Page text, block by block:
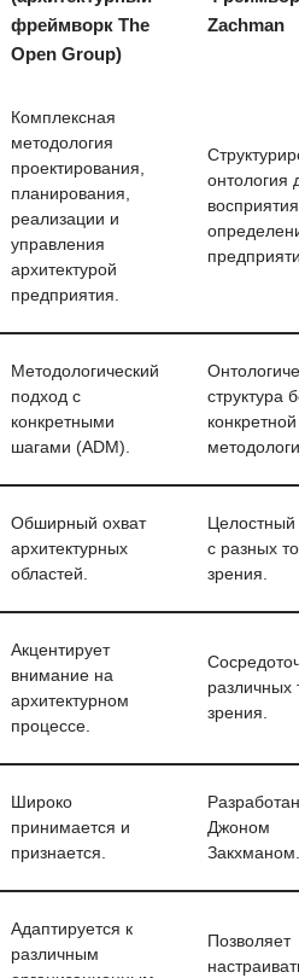
фреймворк The
Open Group)
Zachman
Комплексная
методология
проектирования,
планирования,
реализации и
управления
архитектурой
предприятия.
онтология
Методологический
подход с
конкретными
шагами (ADM).
структура
конкретной
Обширный охват
архитектурных
областей.
Целостный
с разных
зрения.
Акцентирует
внимание на
архитектурном
процессе.
различных
зрения.
Широко
принимается и
признается.
Разработан
Джоном
Закхманом.
Адаптируется к
различным
Позволяет